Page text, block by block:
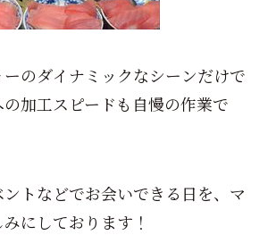
のダイナミックなシーンだけで
加工スピードも自慢の作業で
トなどでお会いできる日を、マ
にしております！